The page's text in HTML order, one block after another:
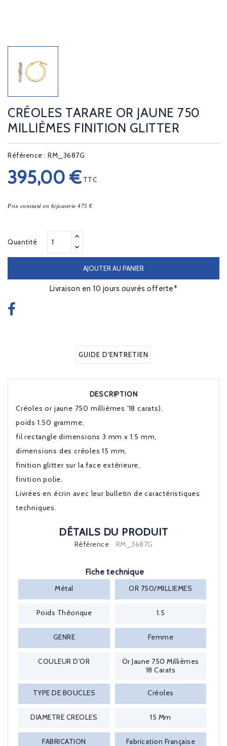
CRÉOLES TARARE OR JAUNE 750
MILLIÈMES FINITION GLITTER
Référence : RM_3687G
395,00 € TTC
Prix constaté en bijouterie 475 €
Quantité
AJOUTER AU PANIER
Livraison en 10 jours ouvrés offerte*
GUIDE D'ENTRETIEN
DESCRIPTION
Créoles or jaune 750 millièmes '18 carats),
poids 1.50 gramme,
fil rectangle dimensions 3 mm x 1.5 mm,
dimensions des créoles 15 mm,
finition glitter sur la face extérieure,
finition polie.
Livrées en écrin avec leur bulletin de caractéristiques
techniques.
DÉTAILS DU PRODUIT
Référence RM_3687G
Fiche technique
Métal
OR 750/MILLIEMES
Poids Théorique 1.5
GENRE Femme
COULEUR D'OR
Or Jaune 750 Millièmes
18 Carats
TYPE DE BOUCLES Créoles
DIAMETRE CREOLES 15 Mm
FABRICATION Fabrication Française